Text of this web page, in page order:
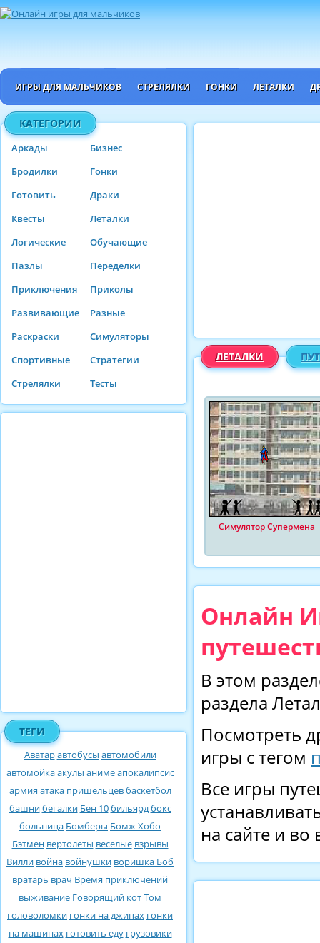
ИГРЫ ДЛЯ МАЛЬЧИКОВ СТРЕЛЯЛКИ ГОНКИ ЛЕТАЛКИ
КАТЕГОРИИ
Аркады
Бизнес
Бродилки
Гонки
Готовить
Драки
Квесты
Леталки
Логические
Обучающие
Пазлы
Переделки
Приключения
Приколы
Развивающие
Разные
Раскраски
Симуляторы
Спортивные
Стратегии
Стрелялки
Тесты
ТЕГИ
Аватаравтобусы автомобили
автомойкаакулы анимеапокалипсис
армия атака пришельцевбаскетбол
башнибегалки Бен 10бильярдбокс
больница Бомберы Бомж Хобо
Бэтмен вертолеты веселые взрывы
Вилли война войнушки воришка Боб
вратарь врач Время приключений
выживание Говорящий кот Том
головоломки гонки на джипах гонки
на машинах готовить еду грузовики
ЛЕТАЛКИ
Симулятор Супермена
Онлайн
В этом
раздела
Посмотреть
игры с тегом
Все игры
на сайте и